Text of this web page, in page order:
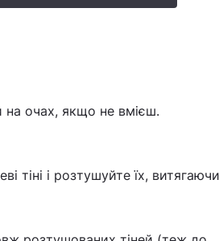
на очах, якщо не вмієш.
тіні і розтушуйте їх, витягаючи